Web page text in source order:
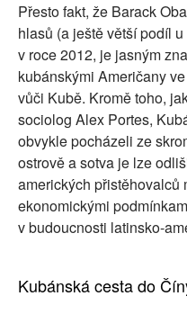
Přesto fakt, že Barack
hlasů (a ještě větší podíl
v roce 2012, je jasným
kubánskými Američany
vůči Kubě. Kromě toho,
sociolog Alex Portes,
obvykle pocházeli ze
ostrově a sotva je lze
amerických přistěhovalců
ekonomickými
v budoucnosti latinsko-
Kubánská cesta do